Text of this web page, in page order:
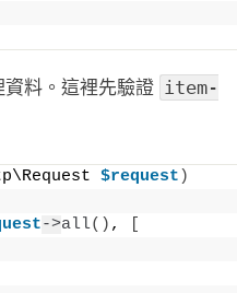
資料。這裡先驗證 item-
$request )
->all() ,